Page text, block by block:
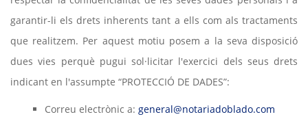
garantir-li els drets inherents tant a ells com als tractaments
que realitzem. Per aquest motiu posem a la seva disposició
dues vies perquè pugui sol·licitar l'exercici dels seus drets
indicant en l'assumpte “PROTECCIÓ DE DADES”:
Correu electrònic a: general@notariadoblado.com